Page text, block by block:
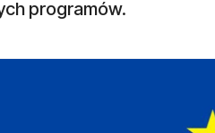
programów.